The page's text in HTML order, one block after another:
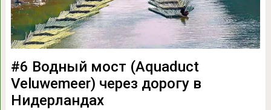
#6 Водный мост (Aquaduct
Veluwemeer) через дорогу в
Нидерландах